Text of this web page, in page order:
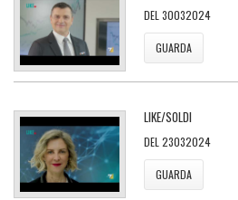
DEL 30032024
GUARDA
LIKE/SOLDI
DEL 23032024
GUARDA